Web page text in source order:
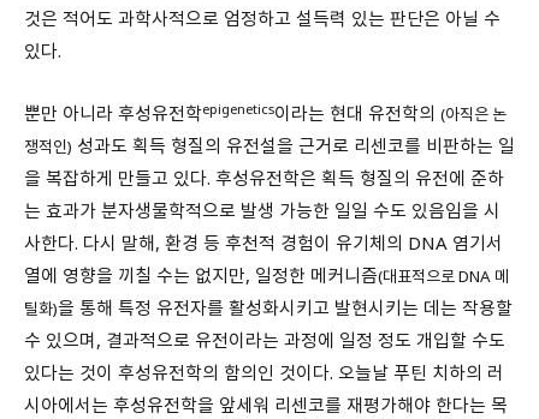
것은 적어도 과학사적으로 엄정하고 설득력 있는 판단은 아닐 수
있다.
뿐만 아니라 후성유전학epigenetics이라는 현대 유전학의 (아직은 논
쟁적인) 성과도 획득 형질의 유전설을 근거로 리센코를 비판하는 일
을 복잡하게 만들고 있다. 후성유전학은 획득 형질의 유전에 준하
는 효과가 분자생물학적으로 발생 가능한 일일 수도 있음임을 시
사한다. 다시 말해, 환경 등 후천적 경험이 유기체의 DNA 염기서
열에 영향을 끼칠 수는 없지만, 일정한 메커니즘(대표적으로 DNA 메
틸화)을 통해 특정 유전자를 활성화시키고 발현시키는 데는 작용할
수 있으며, 결과적으로 유전이라는 과정에 일정 정도 개입할 수도
있다는 것이 후성유전학의 함의인 것이다. 오늘날 푸틴 치하의 러
시아에서는 후성유전학을 앞세워 리센코를 재평가해야 한다는 목